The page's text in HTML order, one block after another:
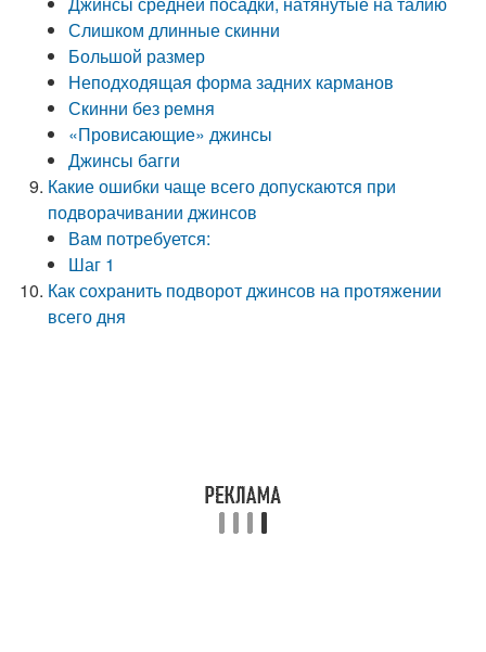
Слишком длинные скинни
Большой размер
Неподходящая форма задних карманов
Скинни без ремня
«Провисающие» джинсы
Джинсы багги
Какие ошибки чаще всего допускаются при
подворачивании джинсов
Вам потребуется:
Шаг 1
Как сохранить подворот джинсов на протяжении
всего дня